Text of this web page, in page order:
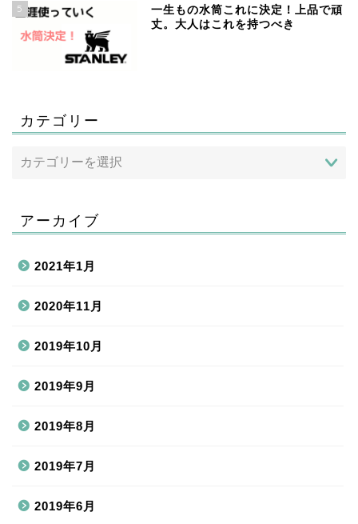
5
一生もの水筒これに決定！上品で頑
丈。大人はこれを持つべき
カテゴリー
アーカイブ
2021年1月
2020年11月
2019年10月
2019年9月
2019年8月
2019年7月
2019年6月